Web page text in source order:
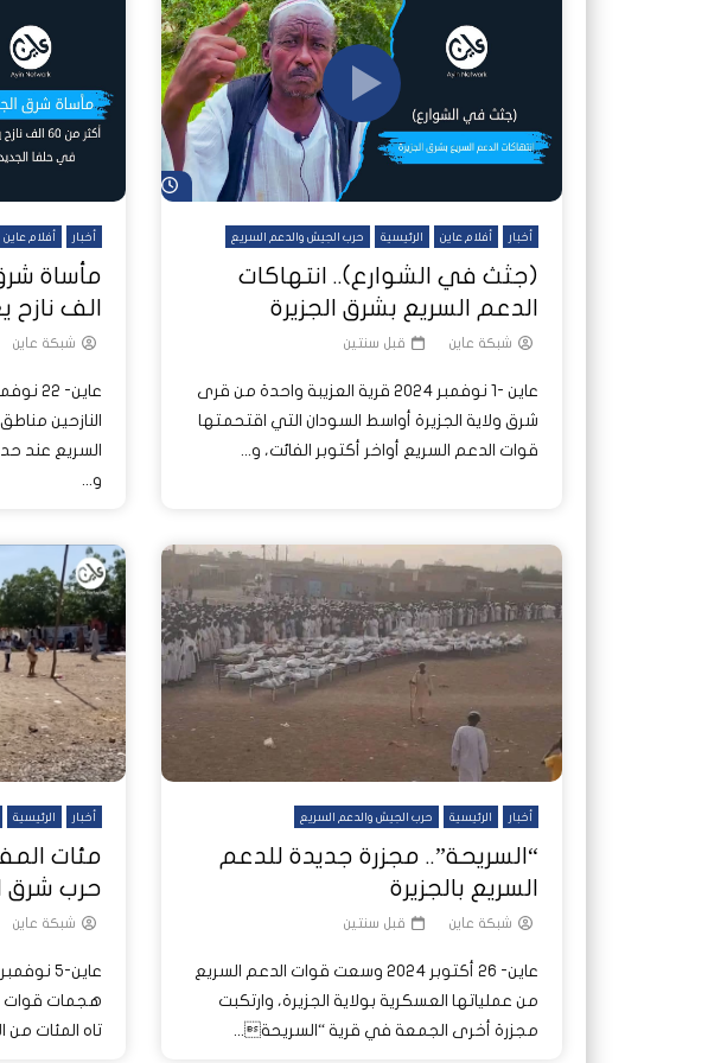
تصدر الدول العربية.. كيف دفعت الحرب
ديون السودان إلى ذروتها؟
نشرة أخبار عاين الأسبوعية
شاهد لاحقاً
هجمات المسيرات تضع ملايين السودانيين
على خطوط النار والجوع
جروحٌ لا تُرى.. حرب السودان تمتد
الصحة النفسية للملايين
أخبار أفلام عاين الرئيسية حرب الجيش والدعم السريع
(جثث في الشوارع).. انتهاكات
الدعم السريع بشرق الجزيرة
شبكة عاين قبل سنتين
عاين -1 نوفمبر 2024 قرية العزيبة واحدة من قرى
شرق ولاية الجزيرة أواسط السودان التي اقتحمتها
قوات الدعم السريع أواخر أكتوبر الفائت، و...
أخبار أفلام عاين
الف نازح
شبكة عاين
النازحين
السريع عند
و...
أخبار الرئيسية حرب الجيش والدعم السريع
“السريحة”.. مجزرة جديدة للدعم
السريع بالجزيرة
شبكة عاين قبل سنتين
عاين- 26 أكتوبر 2024 وسعت قوات الدعم السريع
من عملياتها العسكرية بولاية الجزيرة، وارتكبت
مجزرة أخرى الجمعة في قرية “السريحة...
أخبار الرئيسية
مئات
حرب شرق
شبكة عاين
هجمات قوات
تاه المئات من